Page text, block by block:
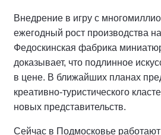
Внедрение в игру с
ежегодный рост производства
Федоскинская фабрика
доказывает, что подлинное
в цене. В ближайших планах
креативно-туристического
новых представительств.
Сейчас в Подмосковье